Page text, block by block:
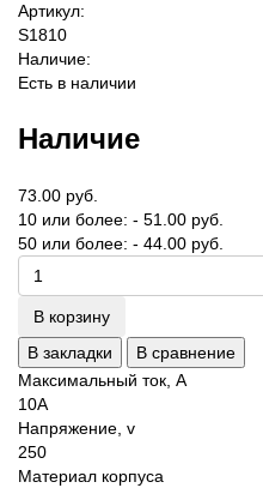
Артикул:
S1810
Наличие:
Есть в наличии
Наличие
73.00 руб.
10 или более: - 51.00 руб.
50 или более: - 44.00 руб.
В корзину
В закладки
В сравнение
Максимальный ток, А
10A
Напряжение, v
250
Материал корпуса